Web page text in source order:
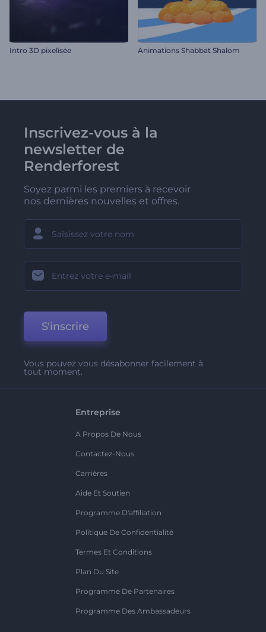
Intro 3D pixelisée Animations Shabbat Shalom
Inscrivez-vous à la
newsletter de
Renderforest
Soyez parmi les premiers à recevoir
nos dernières nouvelles et offres.
S'inscrire
Vous pouvez vous désabonner facilement à
tout moment.
Entreprise
A Propos De Nous
Contactez-Nous
Carrières
Aide Et Soutien
Programme D'affiliation
Politique De Confidentialité
Termes Et Conditions
Plan Du Site
Programme De Partenaires
Programme Des Ambassadeurs